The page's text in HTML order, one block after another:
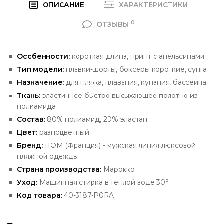
ОПИСАНИЕ ХАРАКТЕРИСТИКИ
ОТЗЫВЫ 0
Особенности: короткая длина, принт с апельсинами
Тип модели: плавки-шорты, боксеры короткие, сунга
Назначение: для пляжа, плавания, купания, бассейна
Ткань: эластичное быстро высыхающее полотно из
полиамида
Состав: 80% полиамид, 20% эластан
Цвет: разноцветный
Бренд: HOM (Франция) - мужская линия люксовой
пляжной одежды
Страна производства: Марокко
Уход: Машинная стирка в теплой воде 30°
Код товара: 40-3187-P0RA